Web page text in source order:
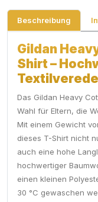
Beschreibung
Gildan
Shirt –
Das Gildan Heavy
Wahl für Eltern, die
Mit einem Gewicht
dieses T-Shirt nicht
auch eine hohe
hochwertiger
einen kleinen
30 °C gewaschen